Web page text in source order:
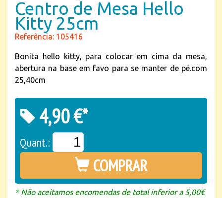
Centro de Mesa Hello
Kitty 25cm
Referência: 105416
Bonita hello kitty, para colocar em cima da mesa,
abertura na base em favo para se manter de pé.com
25,40cm
4,90 €*
Quant.:
COMPRAR
* Não aceitamos encomendas de total inferior a 5,00€